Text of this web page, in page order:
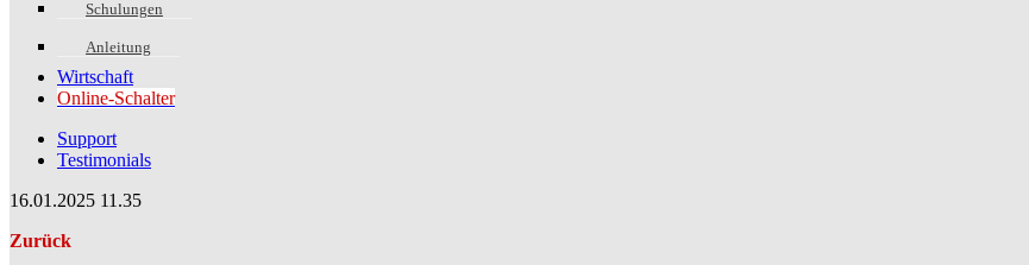
Schulungen
Anleitung
Wirtschaft
Online-Schalter
Support
Testimonials
16.01.2025 11.35
Zurück